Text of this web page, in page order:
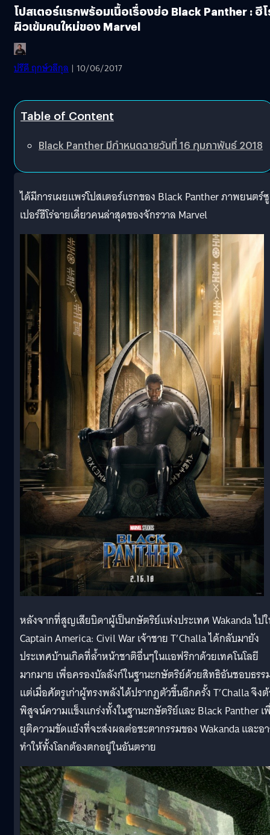
โปสเตอร์แรกพร้อมเนื้อเรื่องย่อ Black Panther : ฮี
ผิวเข้มคนใหม่ของ Marvel
ปรีดี ฤกษ์วลีกุล | 10/06/2017
Table of Content
Black Panther มีกำหนดฉายวันที่ 16 กุมภาพันธ์ 2018
ได้มีการเผยแพร่โปสเตอร์แรกของ Black Panther ภาพยนตร์ซู
เปอร์ฮีโร่ฉายเดี่ยวคนล่าสุดของจักรวาล Marvel
หลังจากที่สูญเสียบิดาผู้เป็นกษัตริย์แห่งประเทศ Wakanda ไป
Captain America: Civil War เจ้าชาย T’Challa ได้กลับมายัง
ประเทศบ้านเกิดที่ล้ำหน้าชาติอื่นๆในแอฟริกาด้วยเทคโนโลยี
มากมาย เพื่อครองบัลลังก์ในฐานะกษัตริย์ด้วยสิทธิอันชอบธรร
แต่เมื่อศัตรูเก่าผู้ทรงพลังได้ปรากฏตัวขึ้นอีกครั้ง T’Challa จึง
พิสูจน์ความแข็งแกร่งทั้งในฐานะกษัตริย์และ Black Panther เ
ยุติความขัดแย้งที่จะส่งผลต่อชะตากรรมของ Wakanda และอ
ทำให้ทั้งโลกต้องตกอยู่ในอันตราย